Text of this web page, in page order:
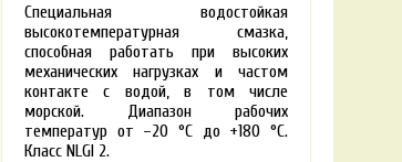
Специальная водостойкая
высокотемпературная смазка,
способная работать при высоких
механических нагрузках и частом
контакте с водой, в том числе
морской. Диапазон рабочих
температур от –20 °С до +180 °С.
Класс NLGI 2.